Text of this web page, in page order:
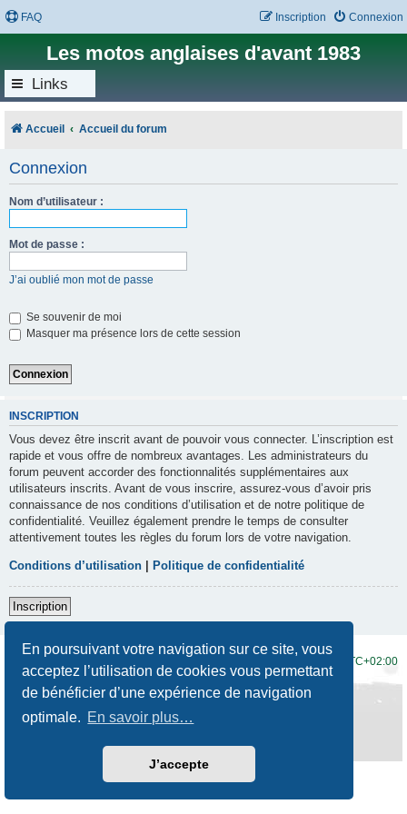
En poursuivant votre navigation sur ce site, vous
acceptez l’utilisation de cookies vous permettant
de bénéficier d’une expérience de navigation
optimale. En savoir plus…
J’accepte
FAQ Connexion
Inscription
Les motos anglaises d'avant 1983
Links
Accueil Accueil du forum
Connexion
Nom d’utilisateur :
Mot de passe :
J’ai oublié mon mot de passe
Se souvenir de moi
Masquer ma présence lors de cette session
INSCRIPTION
Vous devez être inscrit avant de pouvoir vous connecter. L’inscription est
rapide et vous offre de nombreux avantages. Les administrateurs du
forum peuvent accorder des fonctionnalités supplémentaires aux
utilisateurs inscrits. Avant de vous inscrire, assurez-vous d’avoir pris
connaissance de nos conditions d’utilisation et de notre politique de
confidentialité. Veuillez également prendre le temps de consulter
attentivement toutes les règles du forum lors de votre navigation.
Conditions d’utilisation Politique de confidentialité
Inscription
UTC+02:00
Développé par phpBB® Forum Software © phpBB Limited
Traduction française officielle
Prosilver New Edition
Confidentialité|Conditions